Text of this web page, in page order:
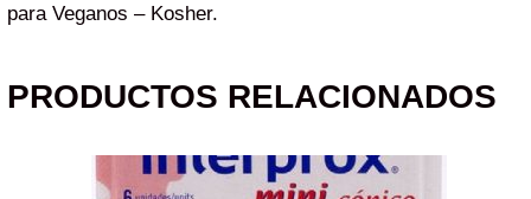
para Veganos – Kosher.
PRODUCTOS RELACIONADOS